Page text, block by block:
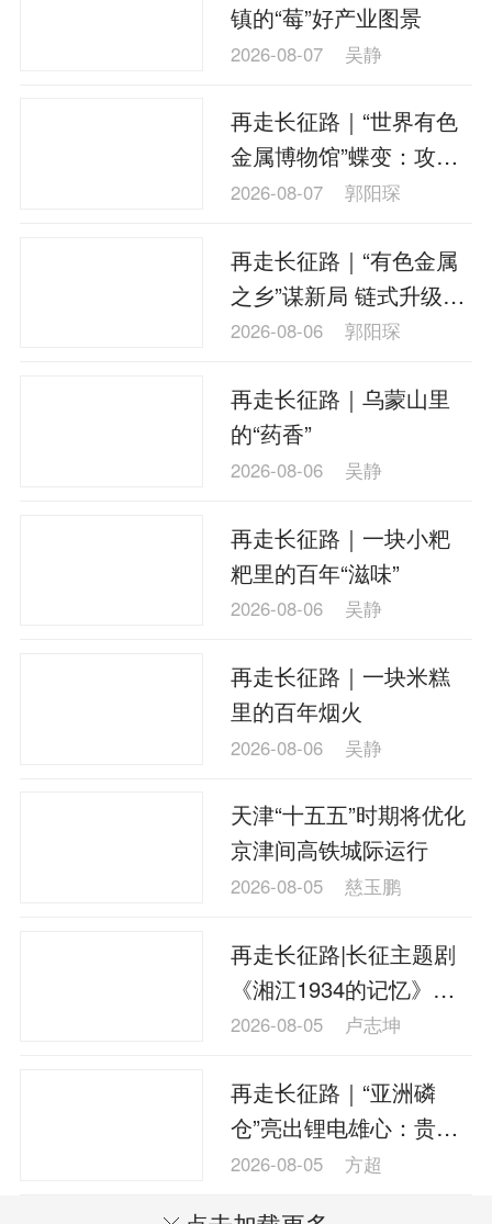
镇的“莓”好产业图景
2026-08-07 吴静
再走长征路｜“世界有色
金属博物馆”蝶变：攻克
多金属选矿难题
2026-08-07 郭阳琛
再走长征路｜“有色金属
之乡”谋新局 链式升级撬
动郴州苏仙转型动能
2026-08-06 郭阳琛
再走长征路｜乌蒙山里
的“药香”
2026-08-06 吴静
再走长征路｜一块小粑
粑里的百年“滋味”
2026-08-06 吴静
再走长征路｜一块米糕
里的百年烟火
2026-08-06 吴静
天津“十五五”时期将优化
京津间高铁城际运行
2026-08-05 慈玉鹏
再走长征路|长征主题剧
《湘江1934的记忆》在
桂林兴安开机
2026-08-05 卢志坤
再走长征路｜“亚洲磷
仓”亮出锂电雄心：贵州
瓮安加速掘金新能源蓝
2026-08-05 方超